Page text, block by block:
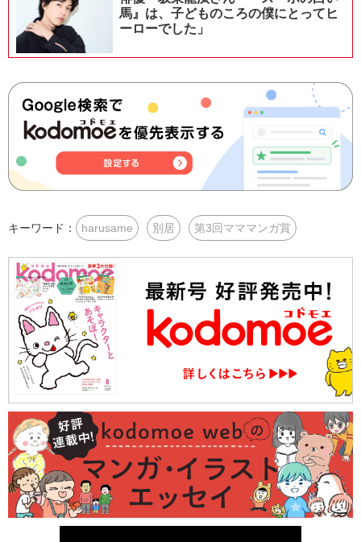
馬』は、子どものころの僕にとってヒ
ーローでした」
キーワード： harusame 別居 第3回マママンガ賞